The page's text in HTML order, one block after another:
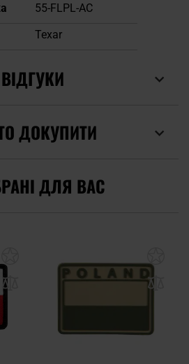
55-FLPL-AC
Texar
ВІДГУКИ
ДОКУПИТИ
ДЛЯ ВАС